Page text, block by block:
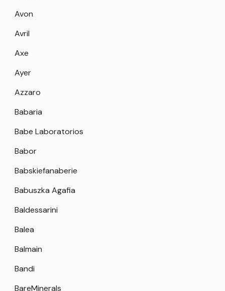
Avon
Avril
Axe
Ayer
Azzaro
Babaria
Babe Laboratorios
Babor
Babskiefanaberie
Babuszka Agafia
Baldessarini
Balea
Balmain
Bandi
BareMinerals